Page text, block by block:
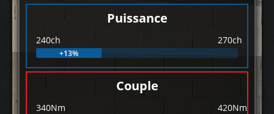
Puissance
240ch 270ch
+13%
Couple
340Nm 420Nm